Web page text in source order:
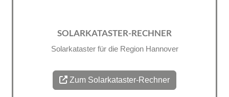
SOLARKATASTER-RECHNER
Solarkataster für die Region Hannover
Zum Solarkataster-Rechner